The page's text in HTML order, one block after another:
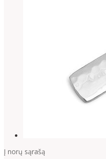
Į norų sąrašą